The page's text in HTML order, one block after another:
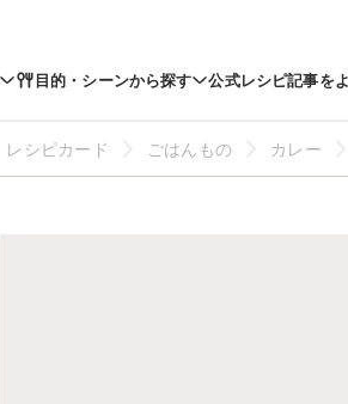
目的・シーンから探す 公式レシピ記事を
レシピカード ごはんもの カレー